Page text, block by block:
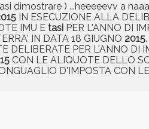
dimostrare ) ...heeeeevv a
IN ESECUZIONE ALLA
IMU E tasi PER L'ANNO DI
IN DATA 18 GIUGNO 2015
DELIBERATE PER L'ANNO DI
CON LE ALIQUOTE DELLO
D'IMPOSTA CON